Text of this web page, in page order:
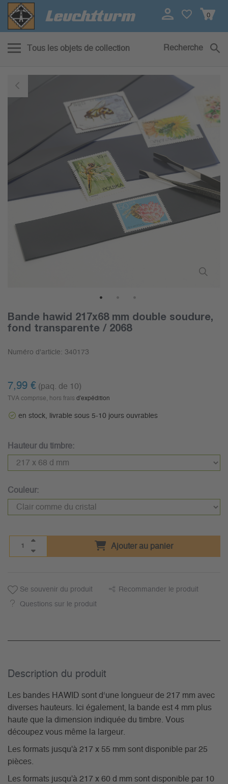
0
Tous les objets de collection Recherche
Bande hawid 217x68 mm double soudure,
fond transparente / 2068
Numéro d'article: 340173
7,99 € (paq. de 10)
TVA comprise, hors frais d'expédition
en stock, livrable sous 5-10 jours ouvrables
Hauteur du timbre:
Couleur:
Ajouter au panier
Se souvenir du produit Recommander le produit
Questions sur le produit
Description du­ produit
Les bandes HAWID sont d‘une longueur de 217 mm avec
diverses hauteurs. Ici également, la bande est 4 mm plus
haute que la dimension indiquée du timbre. Vous
découpez vous même la largeur.
Les formats jusqu'à 217 x 55 mm sont disponible par 25
pièces.
Les formats jusqu'à 217 x 60 d mm sont disponible par 10